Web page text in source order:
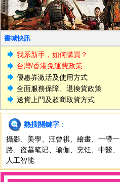
書城快訊
我系新手，如何購買？
台灣/香港免運費政策
優惠券激活及使用方式
全面服務保障、退換貨政策
送貨上門及超商取貨方式
熱搜關鍵字 ：
攝影
美學 汪曾祺 繪畫
一帶一
路
盗墓笔记 瑜伽 烹饪 中醫
人工智能